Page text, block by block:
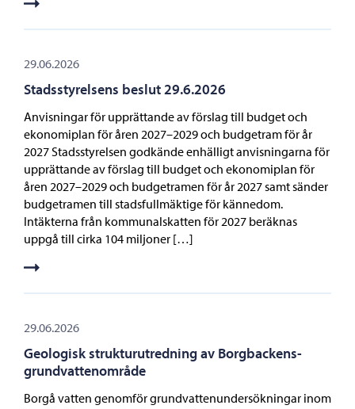
29.06.2026
Stadsstyrelsens beslut 29.6.2026
Anvisningar för upprättande av förslag till budget och
ekonomiplan för åren 2027–2029 och budgetram för år
2027 Stadsstyrelsen godkände enhälligt anvisningarna för
upprättande av förslag till budget och ekonomiplan för
åren 2027–2029 och budgetramen för år 2027 samt sänder
budgetramen till stadsfullmäktige för kännedom.
Intäkterna från kommunalskatten för 2027 beräknas
uppgå till cirka 104 miljoner […]
29.06.2026
Geologisk strukturutredning av Borgbackens-
grundvattenområde
Borgå vatten genomför grundvattenundersökningar inom